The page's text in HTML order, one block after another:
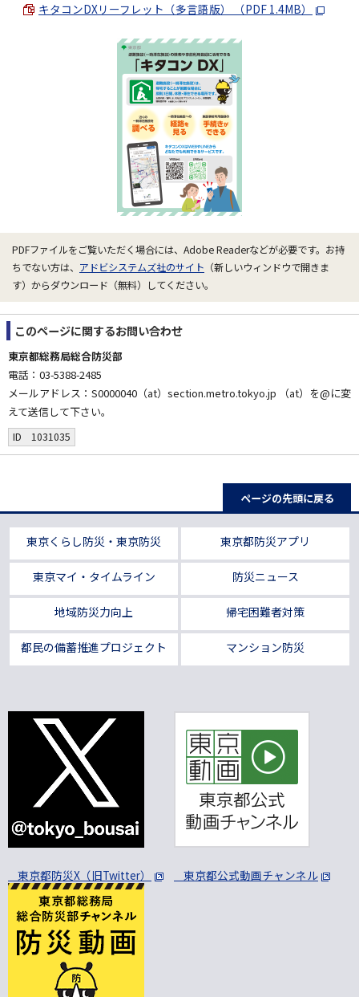
キタコンDXリーフレット（多言語版） （PDF 1.4MB）
PDFファイルをご覧いただく場合には、Adobe Readerなどが必要です。お持
ちでない方は、 アドビシステムズ社のサイト （新しいウィンドウで開きま
す）からダウンロード（無料）してください。
このページに関するお問い合わせ
東京都総務局総合防災部
電話：03-5388-2485
メールアドレス：S0000040（at）section.metro.tokyo.jp （at）を@に変
えて送信して下さい。
ID 1031035
ページの先頭に戻る
東京くらし防災・東京防災 東京都防災アプリ
東京マイ・タイムライン 防災ニュース
地域防災力向上 帰宅困難者対策
都民の備蓄推進プロジェクト マンション防災
東京都防災X（旧Twitter） 東京都公式動画チャンネル